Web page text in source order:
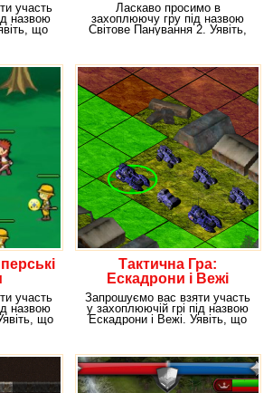
участь
назвою
що
Ласкаво просимо в
захоплюючу гру під назвою
Світове Панування 2. Уявіть,
участь
назвою
що
Тактична Гра:
Ескадрони і Вежі
Запрошуємо вас взяти участь
у захоплюючій грі під назвою
Ескадрони і Вежі. Уявіть, що